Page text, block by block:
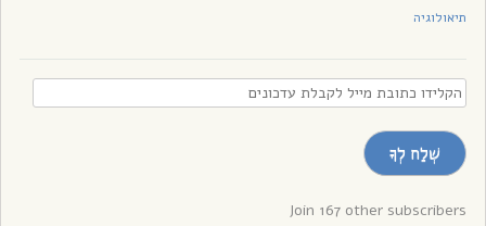
תיאולוגיה
הקלידו
כתובת
מייל
לקבלת
עדכונים
שְׁלַח לְךָ
Join 167 other subscribers